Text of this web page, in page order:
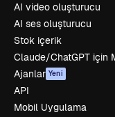
AI video oluşturucu
AI ses oluşturucu
Stok içerik
Claude/ChatGPT için
Ajanlar Yeni
API
Mobil Uygulama